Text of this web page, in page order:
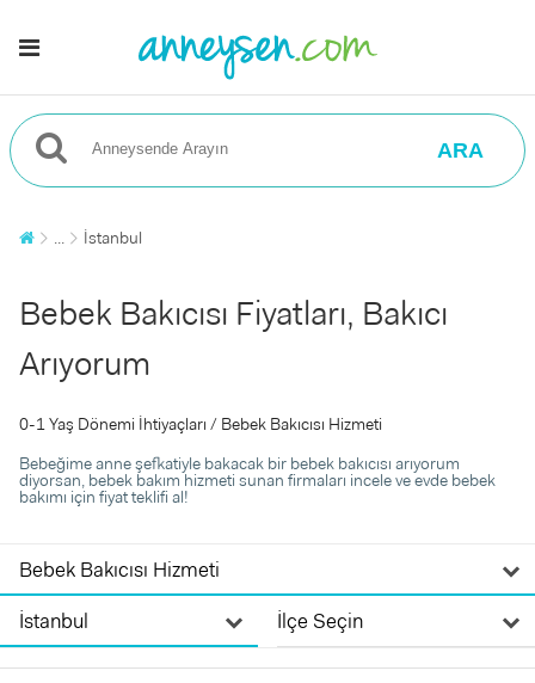
ARA
... İstanbul
Bebek Bakıcısı Fiyatları, Bakıcı
Arıyorum
0-1 Yaş Dönemi İhtiyaçları / Bebek Bakıcısı Hizmeti
Bebeğime anne şefkatiyle bakacak bir bebek bakıcısı arıyorum
diyorsan, bebek bakım hizmeti sunan firmaları incele ve evde bebek
bakımı için fiyat teklifi al!